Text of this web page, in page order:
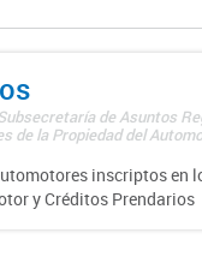
de Asuntos
de la Propiedad del
inscriptos en
y Créditos Prendarios